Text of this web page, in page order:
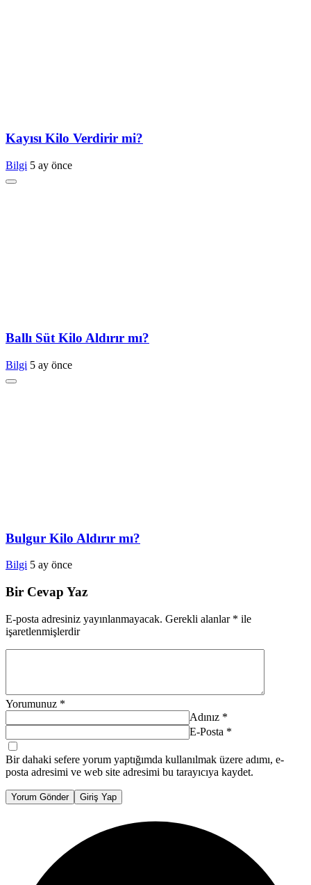
Kayısı Kilo Verdirir mi?
Bilgi 5 ay önce
Ballı Süt Kilo Aldırır mı?
Bilgi 5 ay önce
Bulgur Kilo Aldırır mı?
Bilgi 5 ay önce
Bir Cevap Yaz
E-posta adresiniz yayınlanmayacak. Gerekli alanlar * ile
işaretlenmişlerdir
Yorumunuz *
Adınız *
E-Posta *
Bir dahaki sefere yorum yaptığımda kullanılmak üzere adımı, e-
posta adresimi ve web site adresimi bu tarayıcıya kaydet.
Yorum Gönder Giriş Yap